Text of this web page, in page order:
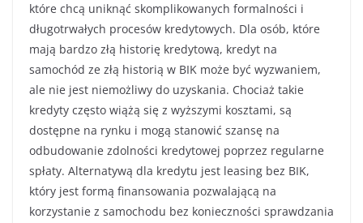
które chcą uniknąć skomplikowanych formalności i
długotrwałych procesów kredytowych. Dla osób, które
mają bardzo złą historię kredytową, kredyt na
samochód ze złą historią w BIK może być wyzwaniem,
ale nie jest niemożliwy do uzyskania. Chociaż takie
kredyty często wiążą się z wyższymi kosztami, są
dostępne na rynku i mogą stanowić szansę na
odbudowanie zdolności kredytowej poprzez regularne
spłaty. Alternatywą dla kredytu jest leasing bez BIK,
który jest formą finansowania pozwalającą na
korzystanie z samochodu bez konieczności sprawdzania